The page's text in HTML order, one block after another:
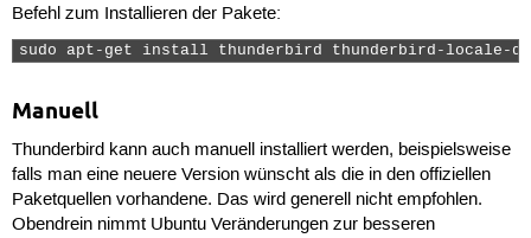
Befehl zum Installieren der Pakete:
sudo apt-get install thunderbird thunderbird-locale-
Manuell
Thunderbird kann auch manuell installiert werden, beispielsweise
falls man eine neuere Version wünscht als die in den offiziellen
Paketquellen vorhandene. Das wird generell nicht empfohlen.
Obendrein nimmt Ubuntu Veränderungen zur besseren